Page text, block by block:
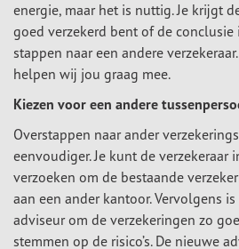
energie, maar het is nuttig. Je krijgt
goed verzekerd bent of de
stappen naar een andere
helpen wij jou graag mee.
Kiezen voor een andere
Overstappen naar ander
eenvoudiger. Je kunt de verzekeraar
verzoeken om de bestaande
aan een ander kantoor. Vervolgens
adviseur om de verzekeringen zo
stemmen op de risico’s. De nieuwe